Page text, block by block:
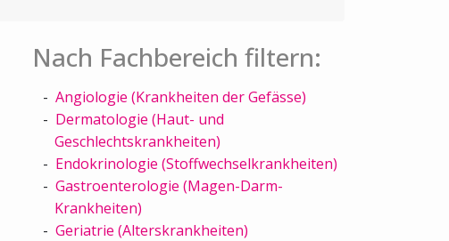
Nach Fachbereich filtern:
Angiologie (Krankheiten der Gefässe)
Dermatologie (Haut- und
Geschlechtskrankheiten)
Endokrinologie (Stoffwechselkrankheiten)
Gastroenterologie (Magen-Darm-
Krankheiten)
Geriatrie (Alterskrankheiten)